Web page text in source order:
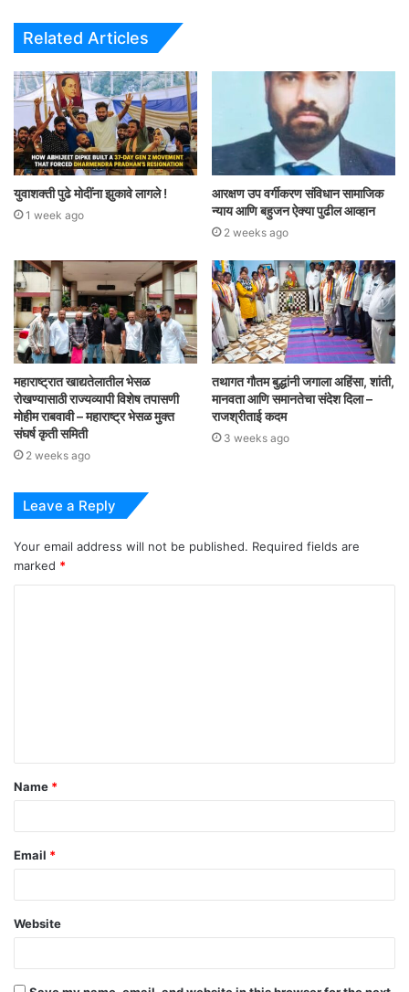
Related Articles
युवाशक्ती पुढे मोदींना झुकावे लागले !
1 week ago
आरक्षण उप वर्गीकरण संविधान सामाजिक
न्याय आणि बहुजन ऐक्या पुढील आव्हान
2 weeks ago
महाराष्ट्रात खाद्यतेलातील भेसळ
रोखण्यासाठी राज्यव्यापी विशेष तपासणी
मोहीम राबवावी – महाराष्ट्र भेसळ मुक्त
संघर्ष कृती समिती
2 weeks ago
तथागत गौतम बुद्धांनी जगाला अहिंसा, शांती,
मानवता आणि समानतेचा संदेश दिला –
राजश्रीताई कदम
3 weeks ago
Leave a Reply
Your email address will not be published. Required fields are
marked *
t
*
Name *
Email *
Website